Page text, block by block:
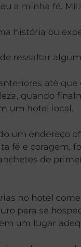
a minha fé.
história ou
ressaltar
até
quando
um hotel local.
um endereço
fé e coragem,
de
no hotel
para se
um lugar